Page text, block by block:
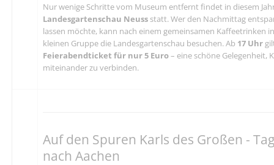
Nur wenige Schritte vom Museum entfernt findet in diesem
Landesgartenschau Neuss statt. Wer den Nachmittag
lassen möchte, kann nach einem gemeinsamen Kaffeetrinken
kleinen Gruppe die Landesgartenschau besuchen. Ab 17 Uhr
Feierabendticket für nur 5 Euro– eine schöne Gelegenheit,
miteinander zu verbinden.
Auf den Spuren Karls des Großen -
nach Aachen